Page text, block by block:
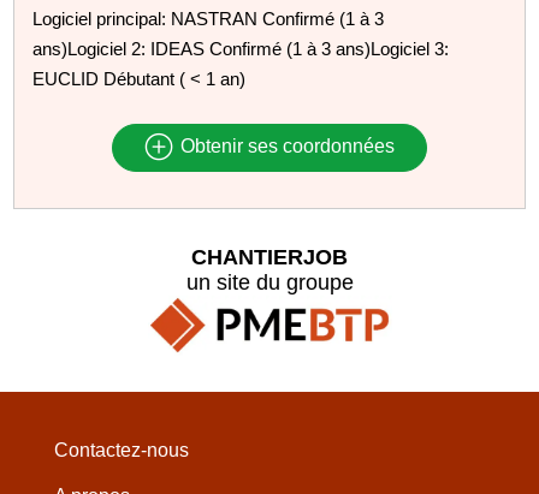
Logiciel principal: NASTRAN Confirmé (1 à 3
ans)Logiciel 2: IDEAS Confirmé (1 à 3 ans)Logiciel 3:
EUCLID Débutant ( < 1 an)
Obtenir ses coordonnées
CHANTIERJOB
un site du groupe
Contactez-nous